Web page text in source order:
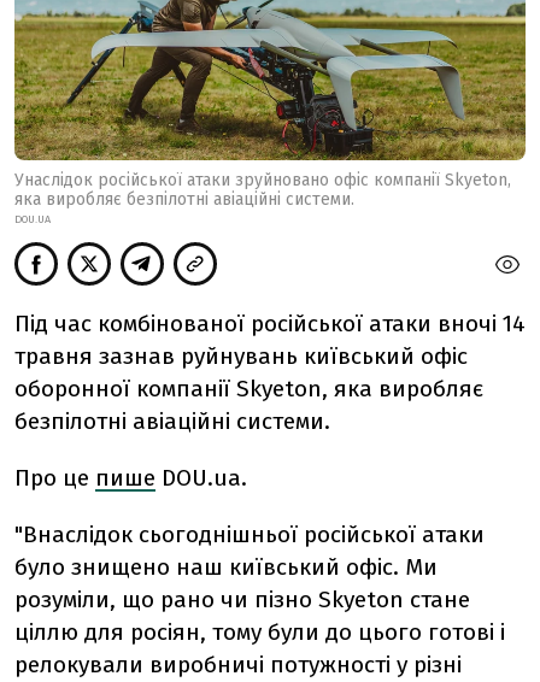
Унаслідок російської атаки зруйновано офіс компанії Skyeton,
яка виробляє безпілотні авіаційні системи.
DOU.UA
Під час комбінованої російської атаки вночі 14
травня зазнав руйнувань київський офіс
оборонної компанії Skyeton, яка виробляє
безпілотні авіаційні системи.
Про це пише DOU.ua.
"Внаслідок сьогоднішньої російської атаки
було знищено наш київський офіс. Ми
розуміли, що рано чи пізно Skyeton стане
ціллю для росіян, тому були до цього готові і
релокували виробничі потужності у різні